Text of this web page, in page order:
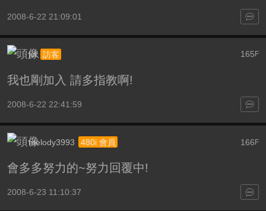
2008-6-22 21:09:01
165 F
jct 訪客
我也剛加入 請多指教啊!
2008-6-22 22:41:59
166F
melody3993 480i 會員
會多多努力的~努力回覆中!
2008-6-23 11:10:37